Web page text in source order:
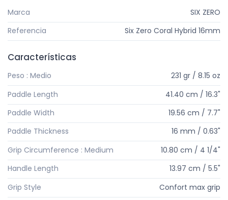
Marca
SIX ZERO
Referencia
Six Zero Coral Hybrid 16mm
Características
Peso : Medio
231 gr / 8.15 oz
Paddle Length
41.40 cm / 16.3"
Paddle Width
19.56 cm / 7.7"
Paddle Thickness
16 mm / 0.63"
Grip Circumference : Medium
10.80 cm / 4 1/4"
Handle Length
13.97 cm / 5.5"
Grip Style
Confort max grip